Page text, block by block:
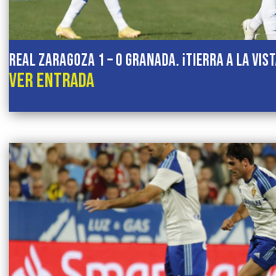
REAL ZARAGOZA 1 – 0 GRANADA. ¡Tierra a la
VER ENTRADA